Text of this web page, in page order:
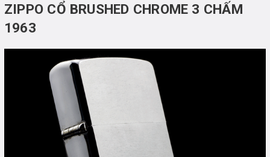
ZIPPO CỔ BRUSHED CHROME 3 CHẤM
1963